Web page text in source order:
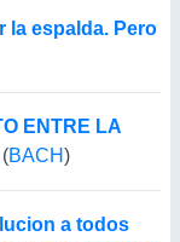
la espalda. Pero
ENTRE LA
(BACH)
a todos